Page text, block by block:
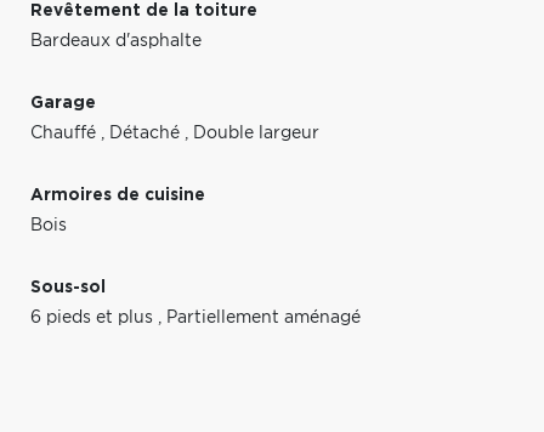
Revêtement de la toiture
Bardeaux d'asphalte
Garage
Chauffé , Détaché , Double largeur
Armoires de cuisine
Bois
Sous-sol
6 pieds et plus , Partiellement aménagé